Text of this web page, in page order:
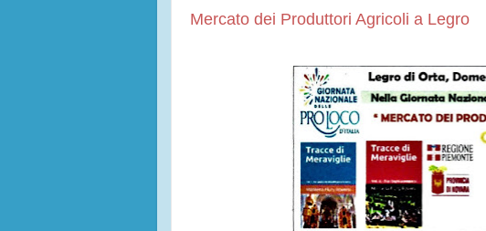
Mercato dei Produttori Agricoli a Legro